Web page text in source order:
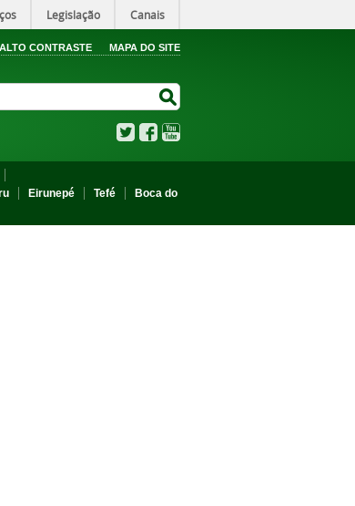
Legislação Canais
ALTO CONTRASTE MAPA DO SITE
TwitterFacebook
Eirunepé Tefé
Boca do